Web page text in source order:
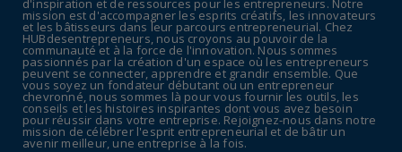
UNCATEGORIZED
La rentrée sera-t-elle chaude dans la
fonction publique ? Le...
July 08, 2026
d'inspiration et de ressources pour les entrepreneurs. Notre
mission est d'accompagner les esprits créatifs, les innovateurs
et les bâtisseurs dans leur parcours entrepreneurial. Chez
HUBdesentrepreneurs, nous croyons au pouvoir de la
communauté et à la force de l'innovation. Nous sommes
passionnés par la création d'un espace où les entrepreneurs
peuvent se connecter, apprendre et grandir ensemble. Que
vous soyez un fondateur débutant ou un entrepreneur
chevronné, nous sommes là pour vous fournir les outils, les
conseils et les histoires inspirantes dont vous avez besoin
pour réussir dans votre entreprise. Rejoignez-nous dans notre
mission de célébrer l'esprit entrepreneurial et de bâtir un
avenir meilleur, une entreprise à la fois.